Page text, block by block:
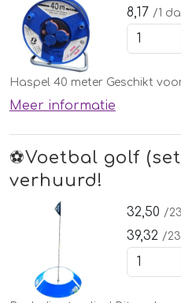
8,17 /1
Haspel 40 meter Geschikt
Meer informatie
⚽️Voetbal golf
verhuurd!
32,50 /
39,32 /